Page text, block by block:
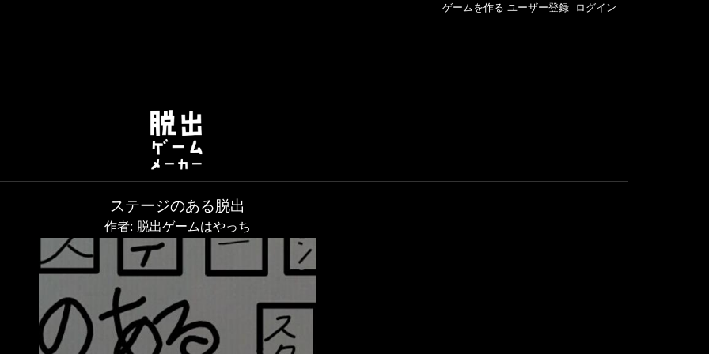
ゲームを作る ユーザー登録 ログイン
ステージのある脱出
作者: 脱出ゲームはやっち